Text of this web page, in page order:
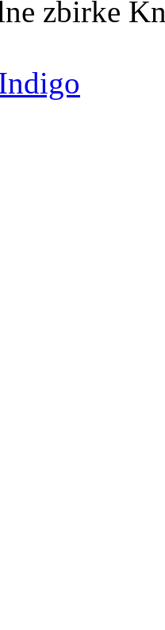
zbirke